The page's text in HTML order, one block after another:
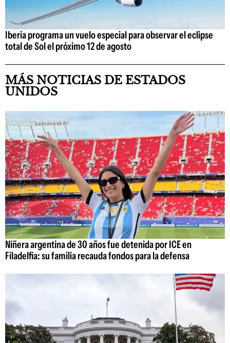
Iberia programa un vuelo especial para observar el eclipse
total de Sol el próximo 12 de agosto
MÁS NOTICIAS DE ESTADOS
UNIDOS
Niñera argentina de 30 años fue detenida por ICE en
Filadelfia: su familia recauda fondos para la defensa